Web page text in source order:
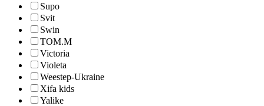
Supo
Svit
Swin
TOM.M
Victoria
Violeta
Weestep-Ukraine
Xifa kids
Yalike